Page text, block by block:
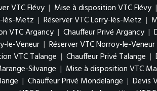
VTC Flévy | Mise à disposition VTC Flévy |
lès-Metz | Réserver VTC Lorry-lès-Metz |
VTC Argancy | Chauffeur Privé Argancy |
le-Veneur | Réserver VTC Norroy-le-Veneur
VTC Talange | Chauffeur Privé Talange |
Silvange | Mise à disposition VTC
| Chauffeur Privé Mondelange | Devis